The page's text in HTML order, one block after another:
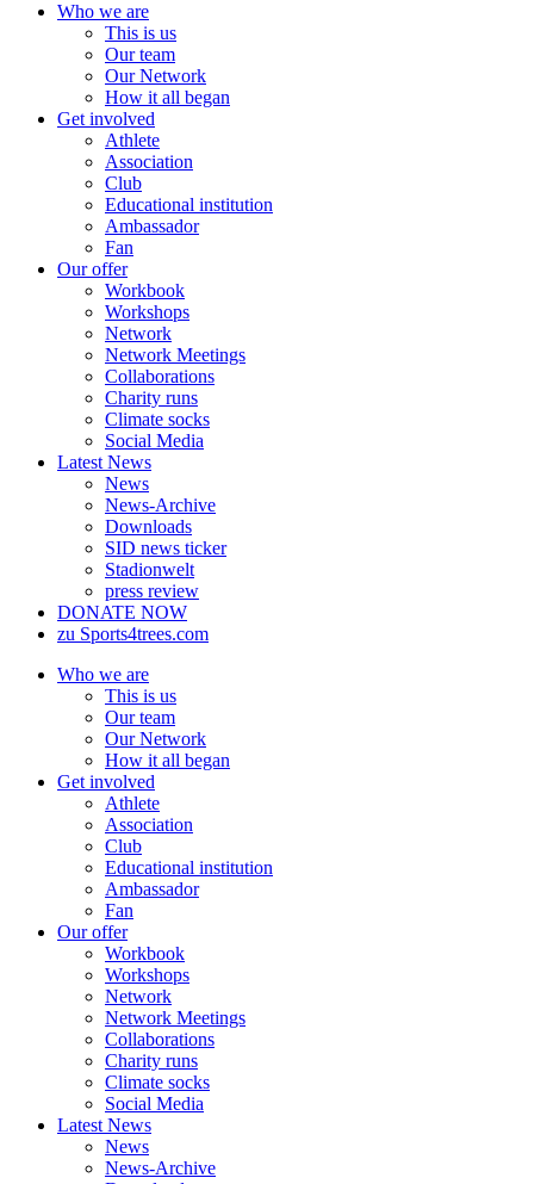
Who we are
This is us
Our team
Our Network
How it all began
Get involved
Athlete
Association
Club
Educational institution
Ambassador
Fan
Our offer
Workbook
Workshops
Network
Network Meetings
Collaborations
Charity runs
Climate socks
Social Media
Latest News
News
News-Archive
Downloads
SID news ticker
Stadionwelt
press review
DONATE NOW
zu Sports4trees.com
Who we are
This is us
Our team
Our Network
How it all began
Get involved
Athlete
Association
Club
Educational institution
Ambassador
Fan
Our offer
Workbook
Workshops
Network
Network Meetings
Collaborations
Charity runs
Climate socks
Social Media
Latest News
News
News-Archive